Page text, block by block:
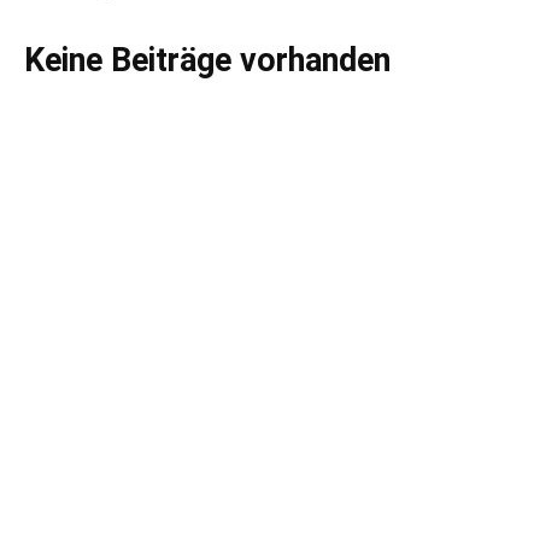
Keine Beiträge vorhanden